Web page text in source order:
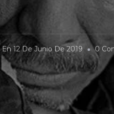
En 12 De Junio De 2019 0